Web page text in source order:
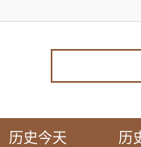
历史今天 历